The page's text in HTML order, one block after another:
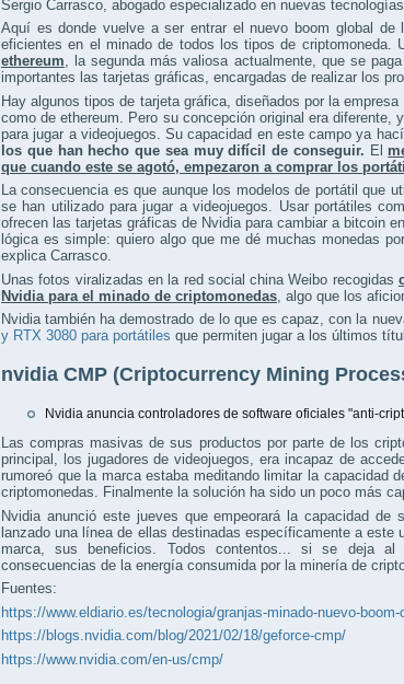
Sergio Carrasco, abogado especializado en nuevas tecnologías.
Aquí es donde vuelve a ser entrar el nuevo boom global
eficientes en el minado de todos los tipos de
ethereum, la segunda más valiosa actualmente, que se
importantes las tarjetas gráficas, encargadas de realizar los
Hay algunos tipos de tarjeta gráfica, diseñados por la
como de ethereum. Pero su concepción original era diferente,
para jugar a videojuegos. Su capacidad en este campo ya
los que han hecho que sea muy difícil de conseguir. El
que cuando este se agotó, empezaron a comprar los
La consecuencia es que aunque los modelos de portátil que
se han utilizado para jugar a videojuegos. Usar portátiles
ofrecen las tarjetas gráficas de Nvidia para cambiar a bitcoin
lógica es simple: quiero algo que me dé muchas monedas
explica Carrasco.
Unas fotos viralizadas en la red social china Weibo recogidas
Nvidia para el minado de criptomonedas , algo que los
Nvidia también ha demostrado de lo que es capaz, con la
y RTX 3080 para portátiles que permiten jugar a los últimos
nvidia CMP (Criptocurrency Mining
Nvidia anuncia controladores de software oficiales "anti-
Las compras masivas de sus productos por parte de los
principal, los jugadores de videojuegos, era incapaz de
rumoreó que la marca estaba meditando limitar la capacidad
criptomonedas. Finalmente la solución ha sido un poco más
Nvidia anunció este jueves que empeorará la capacidad
lanzado una línea de ellas destinadas específicamente a
marca, sus beneficios. Todos contentos... si se deja
consecuencias de la energía consumida por la minería de
Fuentes:
https://www.eldiario.es/tecnologia/granjas-minado-nuevo-
https://blogs.nvidia.com/blog/2021/02/18/geforce-cmp/
https://www.nvidia.com/en-us/cmp/